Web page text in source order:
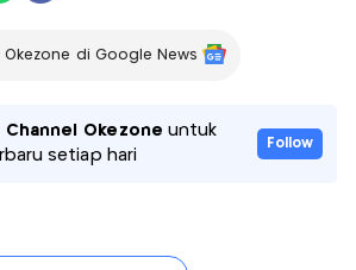
Okezone di Google News
Channel Okezone untuk
setiap hari
Follow